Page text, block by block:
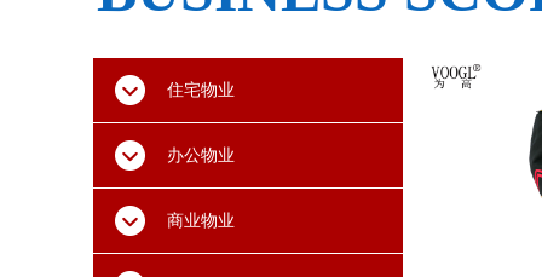
住宅物业
办公物业
商业物业